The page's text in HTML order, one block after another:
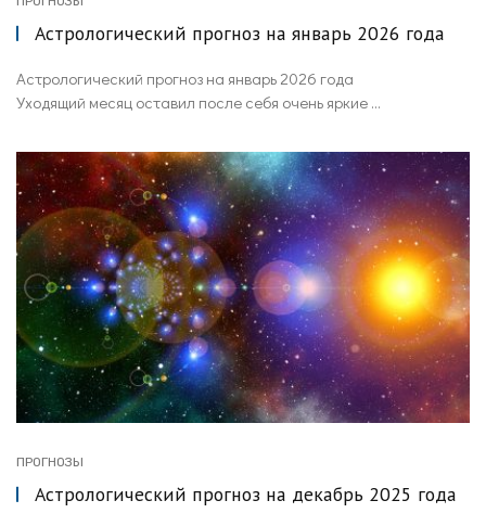
Астрологический прогноз на январь 2026 года
Астрологический прогноз на январь 2026 года
Уходящий месяц оставил после себя очень яркие ...
ПРОГНОЗЫ
Астрологический прогноз на декабрь 2025 года